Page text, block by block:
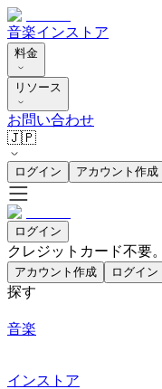
音楽インストア
料金
リソース
お問い合わせ
🇯🇵
ログイン アカウント作成
ログイン
クレジットカード不要
アカウント作成 ログイン
探す
音楽
インストア